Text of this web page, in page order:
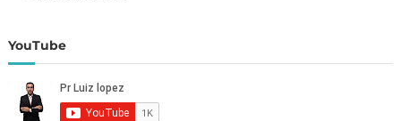
o
p
YouTube